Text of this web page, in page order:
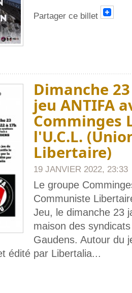
Partager ce billet
Dimanche
jeu ANTIFA
Comminges
l'U.C.L.
Libertaire)
19 JANVIER 2022, 23:33
Le groupe
Communiste
Jeu, le dimanche 23
maison des
Gaudens. Autour du
édité par Libertalia...